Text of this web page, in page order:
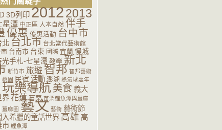
3D列印20122013
星潭 中正區 人本自然 伴手
優惠 優惠活動 台中市
北 台北市 台北當代藝術館
台南市 台東 國際 宜蘭 慢城
光手札-七星潭 教學 新北
新竹市 旅遊 智邦 智邦藝術
桃園 民宿 活動 澎湖 熱氣球嘉年
玩樂導航美食義大
界花蓮 苗栗 苗栗鯉魚潭與薑麻
薑麻園 藝文 藝術 藝術節
入希臘的童話世界 高雄 高
市 鯉魚潭